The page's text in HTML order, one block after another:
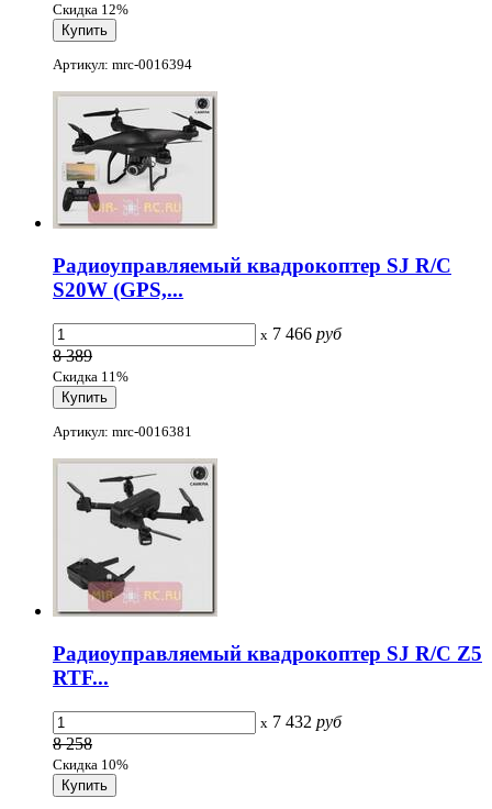
Скидка 12%
Артикул: mrc-0016394
Радиоуправляемый квадрокоптер SJ R/C
S20W (GPS,...
x 7 466 руб
8 389
Скидка 11%
Артикул: mrc-0016381
Радиоуправляемый квадрокоптер SJ R/C Z5
RTF...
x 7 432 руб
8 258
Скидка 10%